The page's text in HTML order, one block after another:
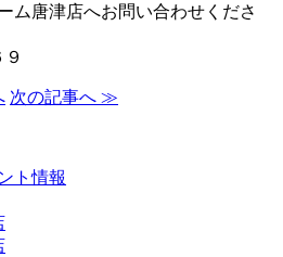
ム唐津店へお問い合わせくださ
次の記事へ ≫
ト情報